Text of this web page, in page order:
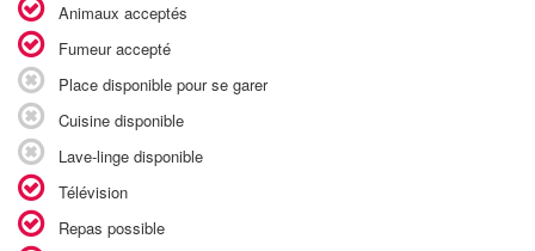
Animaux acceptés
Fumeur accepté
Place disponible pour se garer
Cuisine disponible
Lave-linge disponible
Télévision
Repas possible